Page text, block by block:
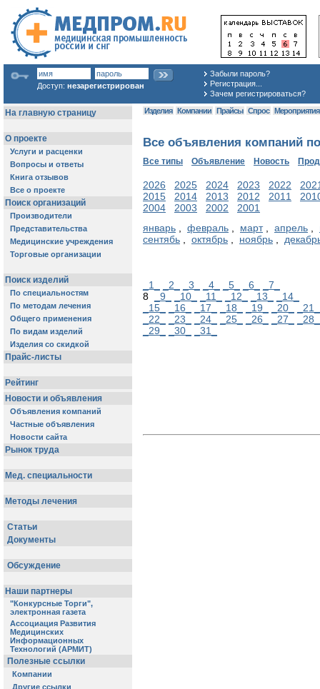
Доступ: незарегистрирован
Забыли пароль?
Регистрация...
Зачем регистрироваться?
Изделия Компании Прайсы Спрос Мероприятия
Все объявления компаний
Все типы Объявление Новость
2026 2025 2024 2023 2022
2015
2014 2013 2012 2011
2004
2003 2002
2001
январь , февраль , март, апрель ,
сентябь , октябрь , ноябрь ,
_1_ _2_ _3_ _4_ _5_ _6_
_7_
8
_9_ _10_ _11_ _12_ _13_
_14_
_15_
_16_ _17_ _18_ _19_ _20_
_21_
_22_
_23_ _24_ _25_ _26_ _27_
_28_
_29_
_30_ _31_